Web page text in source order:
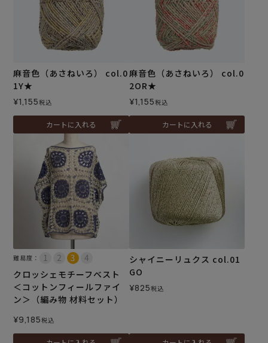
麻音色（あさねいろ） col.0
1Y★
¥1,155税込
カートに入れる
麻音色（あさねいろ） col.0
2OR★
¥1,155税込
カートに入れる
難易度：
クロッシェモチーフベスト
＜コットンフィールファイ
ン＞（編み物 材料セット）
¥9,185税込
シャイニーリュクス col.01
GO
¥825税込